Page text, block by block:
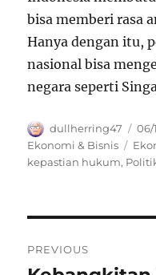
bisa memberi rasa
Hanya dengan itu,
nasional bisa
negara seperti
Author
dullherring47
on
06/
Ekonomi & Bisnis
Tags
kepastian hukum,
pos
PREVIOUS